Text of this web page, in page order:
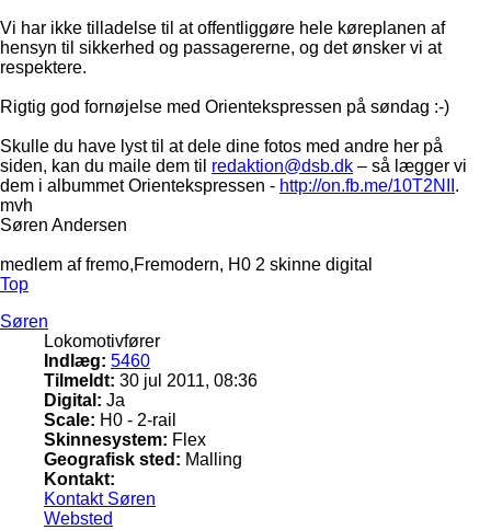
Vi har ikke tilladelse til at offentliggøre hele køreplanen af
hensyn til sikkerhed og passagererne, og det ønsker vi at
respektere.
Rigtig god fornøjelse med Orientekspressen på søndag :-)
Skulle du have lyst til at dele dine fotos med andre her på
siden, kan du maile dem til redaktion@dsb.dk – så lægger vi
dem i albummet Orientekspressen - http://on.fb.me/10T2NII .
mvh
Søren Andersen
medlem af fremo,Fremodern, H0 2 skinne digital
Top
Søren
Lokomotivfører
Indlæg: 5460
Tilmeldt: 30 jul 2011, 08:36
Digital: Ja
Scale: H0 - 2-rail
Skinnesystem: Flex
Geografisk sted: Malling
Kontakt:
Kontakt Søren
Websted